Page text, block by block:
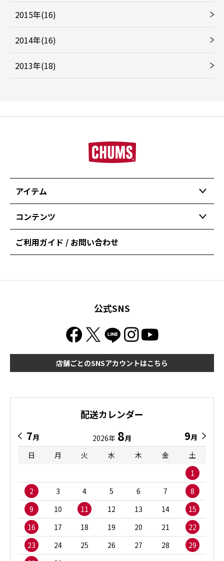
2015年(16)
2014年(16)
2013年(18)
アイテム
コンテンツ
ご利用ガイド / お問い合わせ
公式SNS
店舗ごとのSNSアカウントはこちら
配送カレンダー
7月 2026年 8月 9月
日
月 火 水 木 金
土
1
2
3 4 5 6 7
8
9
10 11 12 13 14
15
16
17 18 19 20 21
22
23
24 25 26 27 28
29